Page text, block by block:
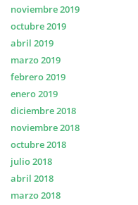
noviembre 2019
octubre 2019
abril 2019
marzo 2019
febrero 2019
enero 2019
diciembre 2018
noviembre 2018
octubre 2018
julio 2018
abril 2018
marzo 2018